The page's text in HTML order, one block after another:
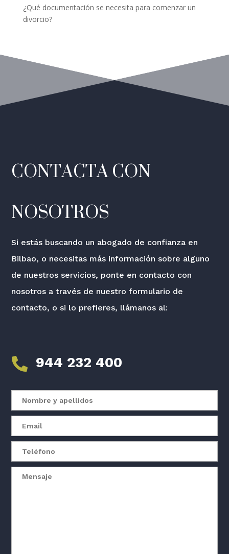
¿Qué documentación se necesita para comenzar un
divorcio?
CONTACTA CON
NOSOTROS
Si estás buscando un abogado de confianza en
Bilbao, o necesitas más información sobre alguno
de nuestros servicios, ponte en contacto con
nosotros a través de nuestro formulario de
contacto, o si lo prefieres, llámanos al:
 944 232 400